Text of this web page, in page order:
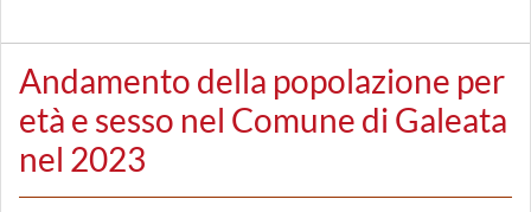
Andamento della popolazione per
età e sesso nel Comune di Galeata
nel 2023